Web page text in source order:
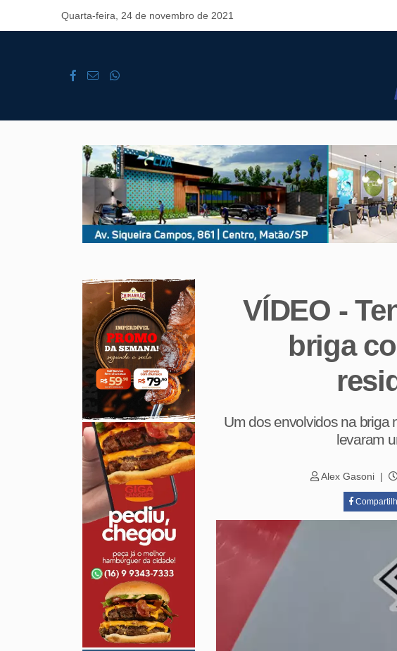
Quarta-feira, 24 de novembro de 2021
VÍDEO -
briga
Um dos envolvidos na briga
levaram
Alex Gasoni